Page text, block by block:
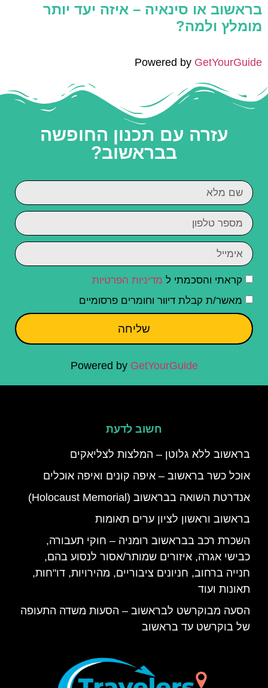
בראשוב או סינאיה – איזה יעד יותר
מומלץ ולמה?
Powered by GetYourGuide
עזרה עם תכנון החופשה
בבראשוב?
קראתי והסכמתי ל מדיניות הפרטיות
מאשר/ת קבלת דיוור וחומרים פרסומיים
שליחה
Powered by GetYourGuide
חשוב לדעת
בראשוב ללא גלוטן – המלצות לצליאקים
אוכל כשר בראשוב – איפה קונים ואיפה אוכלים
אנדרטת השואה בבראשוב (Holocaust Memorial)
בראשוב וראשון לציון ערים תאומות
השכרת רכב בבראשוב רומניה – חוקי תעבורה,
כבישי אגרה, איזורים שמותר/אסור לנסוע בהם,
חנייה ברחוב, חניונים ציבוריים, מהירויות, דו"חות,
תאונות ועוד
הסעה מבוקרשט לבראשוב – הסעות משדה התעופה
של בוקרשט עד בראשוב